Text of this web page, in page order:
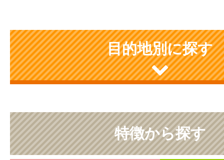
目的地別に探す
特徴から探す